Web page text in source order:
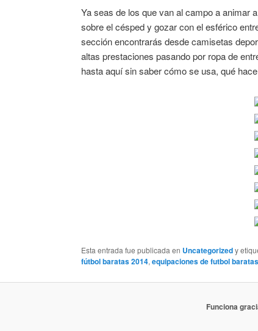
Ya seas de los que van al campo a animar
sobre el césped y gozar con el esférico
sección encontrarás desde camisetas
altas prestaciones pasando por ropa de
hasta aquí sin saber cómo se usa, qué
Esta entrada fue publicada en Uncategorizedy
fútbol baratas 2014,equipaciones de futbol
Funciona